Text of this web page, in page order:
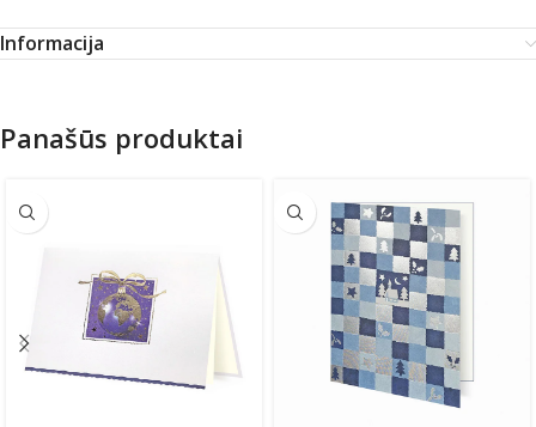
Informacija
Panašūs produktai